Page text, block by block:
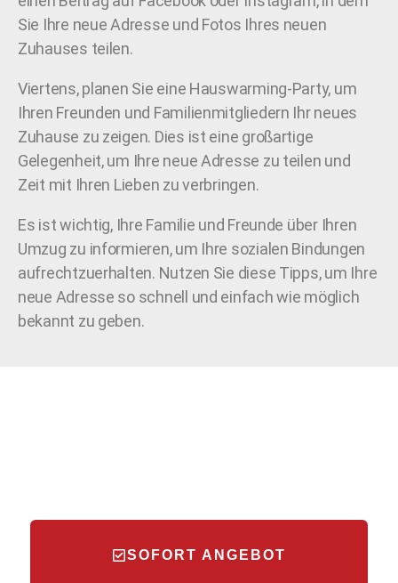
Sie Ihre neue Adresse und Fotos Ihres neuen
Zuhauses teilen.
Viertens, planen Sie eine Hauswarming-Party, um
Ihren Freunden und Familienmitgliedern Ihr neues
Zuhause zu zeigen. Dies ist eine großartige
Gelegenheit, um Ihre neue Adresse zu teilen und
Zeit mit Ihren Lieben zu verbringen.
Es ist wichtig, Ihre Familie und Freunde über Ihren
Umzug zu informieren, um Ihre sozialen Bindungen
aufrechtzuerhalten. Nutzen Sie diese Tipps, um Ihre
neue Adresse so schnell und einfach wie möglich
bekannt zu geben.
SOFORT ANGEBOT